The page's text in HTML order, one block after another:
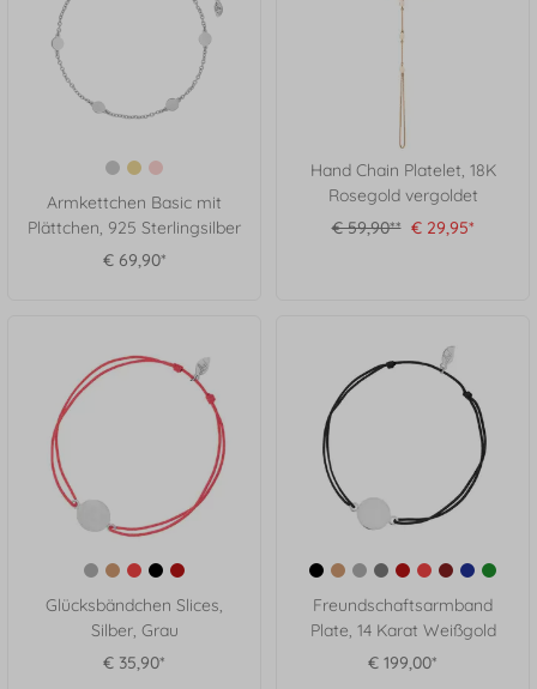
Armkettchen Basic mit
Plättchen, 925 Sterlingsilber
€ 69,90*
Hand Chain Platelet, 18K
Rosegold vergoldet
€ 59,90**€ 29,95*
Glücksbändchen Slices,
Silber, Grau
€ 35,90*
Freundschaftsarmband
Plate, 14 Karat Weißgold
€ 199,00*